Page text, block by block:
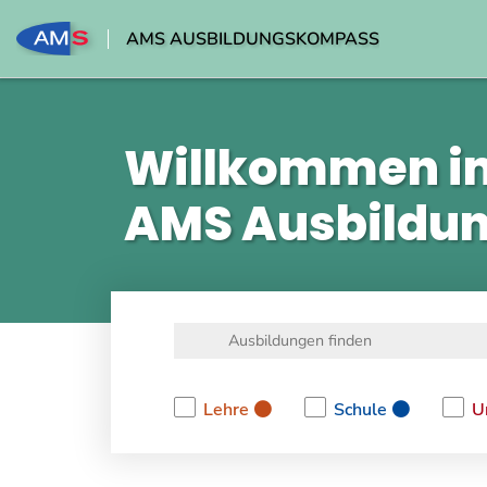
AMS AUSBILDUNGSKOMPASS
Willkommen
AMS
Lehre
Schule